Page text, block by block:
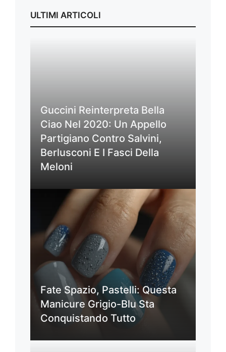
ULTIMI ARTICOLI
Guccini Reinterpreta Bella
Ciao Nel 2020: Un Appello
Partigiano Contro Salvini,
Berlusconi E I Fasci Della
Meloni
Fate Spazio, Pastelli: Questa
Manicure Grigio-Blu Sta
Conquistando Tutto